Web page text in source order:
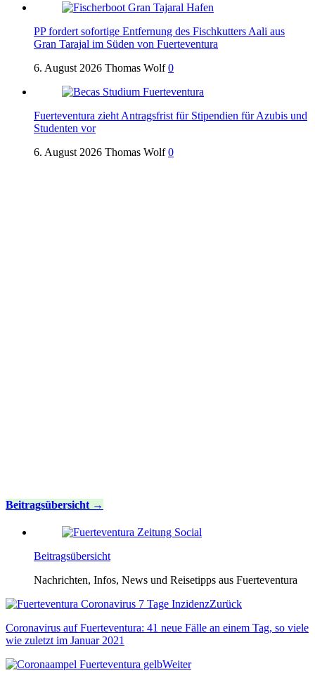
PP fordert sofortige Entfernung des Fischkutters Aali aus
Gran Tarajal im Süden von Fuerteventura
6. August 2026 Thomas Wolf 0
Fuerteventura zieht Antragsfrist für Stipendien für Azubis und
Studenten vor
6. August 2026 Thomas Wolf 0
Beitragsübersicht
Beitragsübersicht
Nachrichten, Infos, News und Reisetipps aus Fuerteventura
Zurück
Coronavirus auf Fuerteventura: 41 neue Fälle an einem Tag, so viele
wie zuletzt im Januar 2021
Weiter